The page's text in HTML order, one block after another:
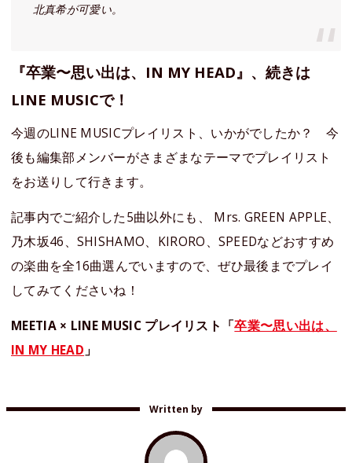
北真希が可愛い。
『卒業〜思い出は、IN MY HEAD』、続きは
LINE MUSICで！
今週のLINE MUSICプレイリスト、いかがでしたか？ 今
後も編集部メンバーがさまざまなテーマでプレイリスト
をお送りして行きます。
記事内でご紹介した5曲以外にも、 Mrs. GREEN APPLE、
乃木坂46、SHISHAMO、KIRORO、SPEEDなどおすすめ
の楽曲を全16曲選んでいますので、ぜひ最後までプレイ
してみてくださいね！
MEETIA × LINE MUSIC プレイリスト「卒業〜思い出は、
IN MY HEAD 」
Written by